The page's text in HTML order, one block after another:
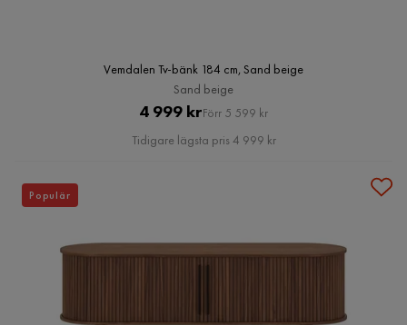
Vemdalen Tv-bänk 184 cm, Sand beige
Sand beige
Pris
4 999 krOriginal
Pris
Förr 5 599 kr
Tidigare lägsta pris 4 999 kr
Populär